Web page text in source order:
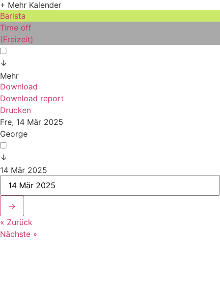
+ Mehr Kalender
Barista
Time off
(Freizeit)
↓
Mehr
Download
Download report
Drucken
Fre, 14 Mär 2025
George
↓
14 Mär 2025
→
« Zurück
Nächste »